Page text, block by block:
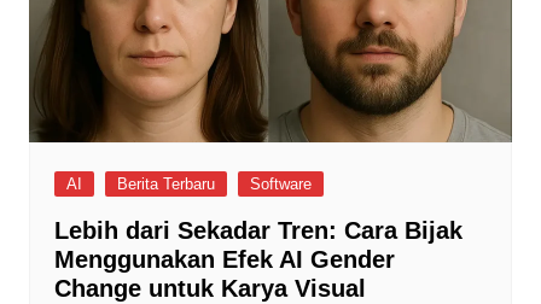
AI Berita Terbaru Software
Lebih dari Sekadar Tren: Cara Bijak
Menggunakan Efek AI Gender
Change untuk Karya Visual